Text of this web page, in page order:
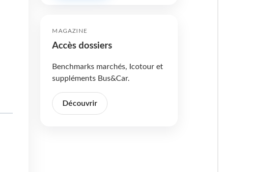
MAGAZINE
Accès dossiers
Benchmarks marchés, Icotour et
suppléments Bus&Car.
Découvrir